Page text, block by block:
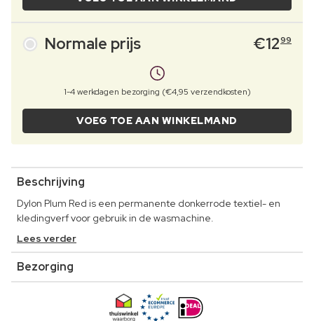
Normale prijs €1299
1-4 werkdagen bezorging (€4,95 verzendkosten)
VOEG TOE AAN WINKELMAND
Beschrijving
Dylon Plum Red is een permanente donkerrode textiel- en
kledingverf voor gebruik in de wasmachine.
Lees verder
Bezorging